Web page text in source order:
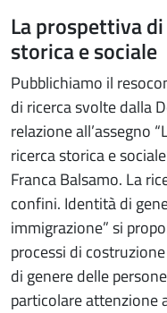
La prospettiva
storica e sociale
Pubblichiamo il
di ricerca svolte dalla
relazione all’assegno
ricerca storica e
Franca Balsamo. La
confini. Identità di
immigrazione” si
processi di
di genere delle
particolare attenzione